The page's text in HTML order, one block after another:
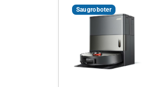
Saugroboter